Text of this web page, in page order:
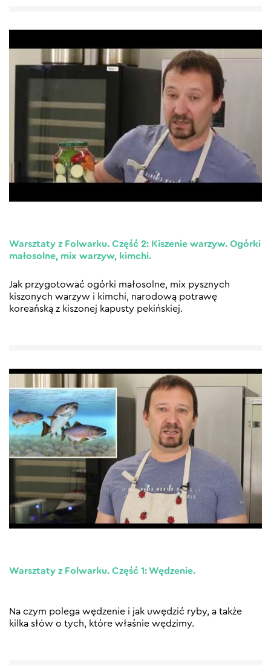
Warsztaty z Folwarku. Część 2: Kiszenie warzyw. Ogórki
małosolne, mix warzyw, kimchi.
Jak przygotować ogórki małosolne, mix pysznych
kiszonych warzyw i kimchi, narodową potrawę
koreańską z kiszonej kapusty pekińskiej.
Warsztaty z Folwarku. Część 1: Wędzenie.
Na czym polega wędzenie i jak uwędzić ryby, a także
kilka słów o tych, które właśnie wędzimy.